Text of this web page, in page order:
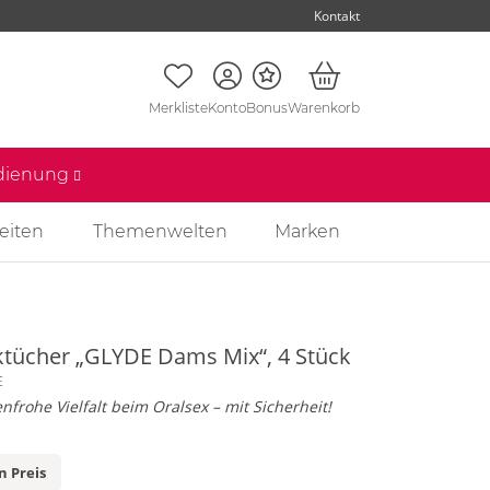
Kontakt
MerklisteKontoBonusWarenkorb
Themenwelten Marken
„GLYDE Dams Mix“, 4 Stück
Vielfalt beim Oralsex – mit Sicherheit!
Preis